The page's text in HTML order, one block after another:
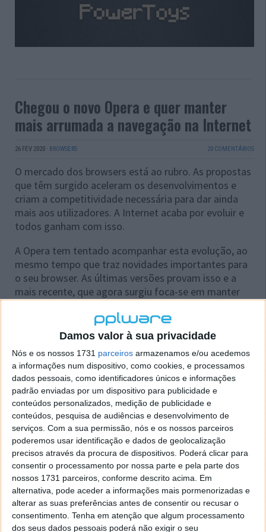
Damos valor à sua privacidade
Nós e os nossos 1731 parceiros armazenamos e/ou acedemos
a informações num dispositivo, como cookies, e processamos
dados pessoais, como identificadores únicos e informações
padrão enviadas por um dispositivo para publicidade e
conteúdos personalizados, medição de publicidade e
conteúdos, pesquisa de audiências e desenvolvimento de
serviços. Com a sua permissão, nós e os nossos parceiros
poderemos usar identificação e dados de geolocalização
precisos através da procura de dispositivos. Poderá clicar para
consentir o processamento por nossa parte e pela parte dos
nossos 1731 parceiros, conforme descrito acima. Em
alternativa, pode aceder a informações mais pormenorizadas e
alterar as suas preferências antes de consentir ou recusar o
consentimento. Tenha em atenção que algum processamento
dos seus dados pessoais poderá não exigir o seu
Chegou o novo Opera e quer manter
mais arrumada a navegação na Internet
26 FEV 2020 · BROWSERS 20 COMENTÁRIOS
O mercado dos browsers está ao rubro. As propostas
que têm surgido aceleram os desenvolvimentos e
criam a competitividade necessária para dar ainda
mais aos utilizadores. A Internet acaba por evoluir e
todos ganham com isso.
A Opera tem tentado acompanhar esta evolução, ao
mesmo tempo que traz novidades importantes para
o seu browser. As últimas versões provam isso e a
mais recente, que agora surgiu foca-se em manter